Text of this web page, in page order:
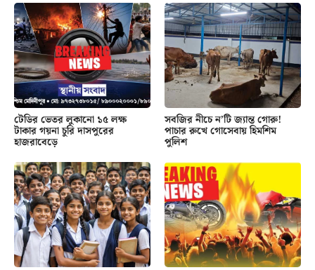
টেডির ভেতর লুকানো ১৫ লক্ষ
টাকার গয়না চুরি দাসপুরের
হাজরাবেড়ে
সবজির নীচে ন’টি জ্যান্ত গোরু!
পাচার রুখে গোসেবায় হিমশিম
পুলিশ